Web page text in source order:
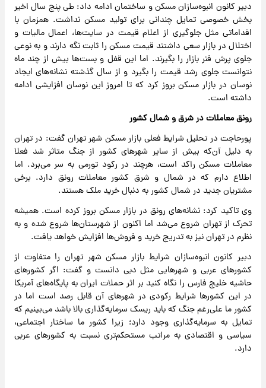
دبیر کانون انبوه‌سازان مسکن و ساختمان ادامه داد: طی پنج سال اخیر
بخش خصوصی تمایل چندانی برای تولید مسکن نداشت. همزمان با
اقداماتی مثل جلوگیری از اعلام قیمت در سایت‌ها، اعمال مالیات و
اختلال در بازار سعی داشتند قیمت مسکن را ثابت نگه دارند و به نوعی
جلوی پرش فنر بازار را بگیرند. اما این قفل و بست‌ها بیش از چند ماه
نتوانست جلوی رشد قیمت را بگیرد و از سال گذشته نشانه‌های ایجاد
نوسان در بازار مسکن بروز کرد که تا امروز این نوسان افزایشی ادامه
داشته است.
رونق معاملات در شرق و شمال کشور
پورحاجت در تحلیل شرایط فعلی بازار مسکن شهر تهران گفت: در تهران
به دلیل آن‌که بیش از سایر شهرهای کشور از جنگ متاثر شد فعلا
معاملات مسکن راکد است، هرچند در رکود تورمی به سر می‌برد. اما
اطلاع دارم که در شمال و شرق کشور معاملات رونق دارد. برخی
مشتریان جدید در شمال کشور به دنبال خرید ملک هستند.
وی تاکید کرد: نشانه‌های رونق در بازار مسکن بروز کرده است. همیشه
تحرک از تهران شروع می‌شد اما اکنون از شهرستان‌ها شروع شده و به
نظرم در تهران نیز به تدریج خرید و فروش‌ها افزایش خواهد یافت.
دبیر کانون انبوه‌سازان شرایط بازار مسکن شهر تهران را متفاوت از
کشورهای عربی و شهرهایی مثل دبی دانست و گفت: اگر کشورهای
حاشیه خلیج فارس را نگاه کنید بر اثر حملات ایران به پایگاه‌های آمریکا
در این کشورها شرایط رکودی در شهرهای آن قابل رصد است اما در
کشور ما علی‌رغم جنگ که باید ریسک سرمایه‌گذاری بالا باشد می‌بینیم که
تمایل به سرمایه‌گذاری وجود دارد؛ زیرا کشور ما ساختار اجتماعی،
سیاسی و اقتصادی به مراتب مستحکم‌تری نسبت به کشورهای عربی
دارد.